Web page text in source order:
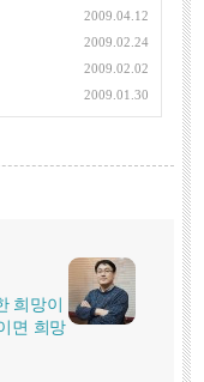
2009.04.12
2009.02.24
2009.02.02
2009.01.30
희망이
면 희망